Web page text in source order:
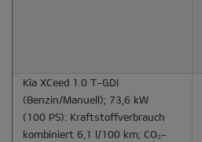
Kia XCeed 1.0 T-GDI
(Benzin/Manuell); 73,6 kW
(100 PS): Kraftstoffverbrauch
kombiniert 6,1 l/100 km; CO₂-